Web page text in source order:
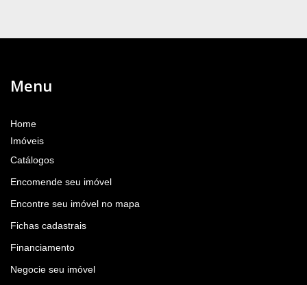
Menu
Home
Imóveis
Catálogos
Encomende seu imóvel
Encontre seu imóvel no mapa
Fichas cadastrais
Financiamento
Negocie seu imóvel